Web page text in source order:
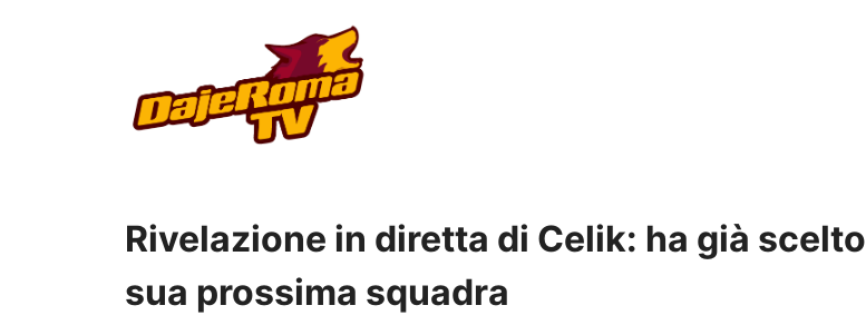
Rivelazione in diretta di Celik: ha già
sua prossima squadra